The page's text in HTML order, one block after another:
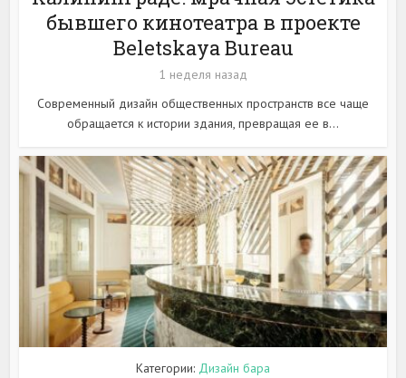
бывшего кинотеатра в проекте
Beletskaya Bureau
1 неделя назад
Современный дизайн общественных пространств все чаще
обращается к истории здания, превращая ее в...
Категории: Дизайн бара